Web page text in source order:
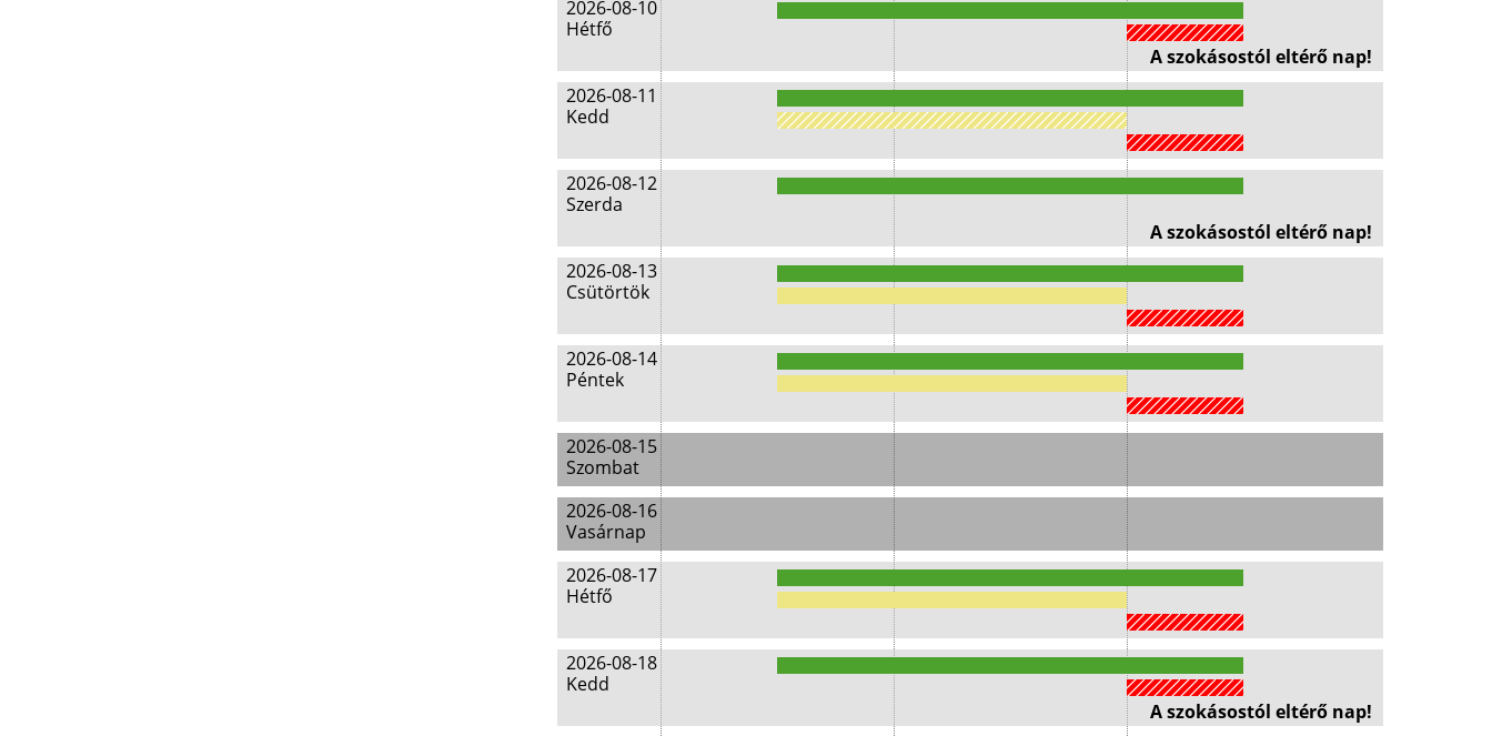
2026-08-10
Hétfő
A szokásostól eltérő nap!
2026-08-11
Kedd
2026-08-12
Szerda
A szokásostól eltérő nap!
2026-08-13
Csütörtök
2026-08-14
Péntek
2026-08-15
Szombat
2026-08-16
Vasárnap
2026-08-17
Hétfő
2026-08-18
Kedd
A szokásostól eltérő nap!